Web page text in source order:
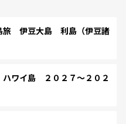
伊豆大島 利島（伊豆諸
ワイ島 ２０２７～２０２